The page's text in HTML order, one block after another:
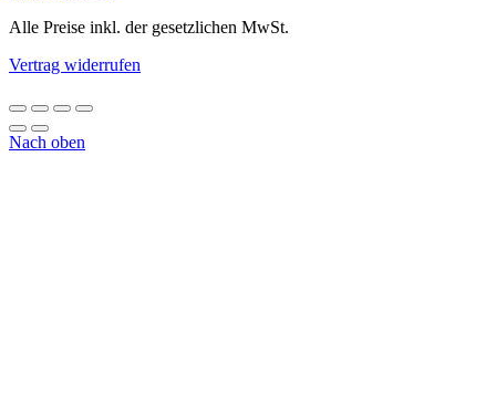
Alle Preise inkl. der gesetzlichen MwSt.
Vertrag widerrufen
Nach oben